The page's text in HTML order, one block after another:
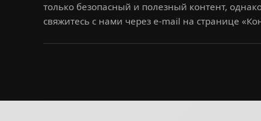
только безопасный и полезный контент,
свяжитесь с нами через e-mail на странице